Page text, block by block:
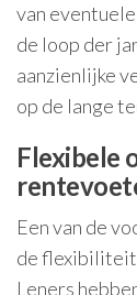
van
de loop der
aanzienlijke
op de lange
Flexibele
Een van de
de
Leners